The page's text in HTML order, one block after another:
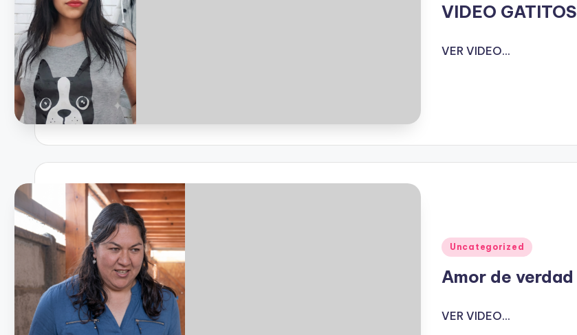
VIDEO GATITOS
VER VIDEO...
Publicado
Uncategorized
Amor de verdad
VER VIDEO...